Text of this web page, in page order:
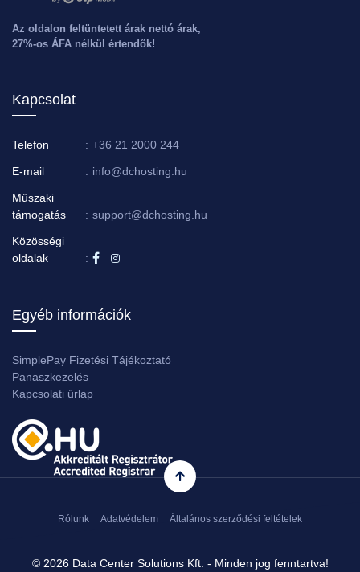
Az oldalon feltüntetett árak nettó árak,
27%-os ÁFA nélkül értendők!
Kapcsolat
Telefon : +36 21 2000 244
E-mail : info@dchosting.hu
Műszaki
támogatás
: support@dchosting.hu
Közösségi
oldalak
:
Egyéb információk
SimplePay Fizetési Tájékoztató
Panaszkezelés
Kapcsolati űrlap
© 2026 Data Center Solutions Kft. - Minden jog fenntartva!
Rólunk Adatvédelem Általános szerződési feltételek